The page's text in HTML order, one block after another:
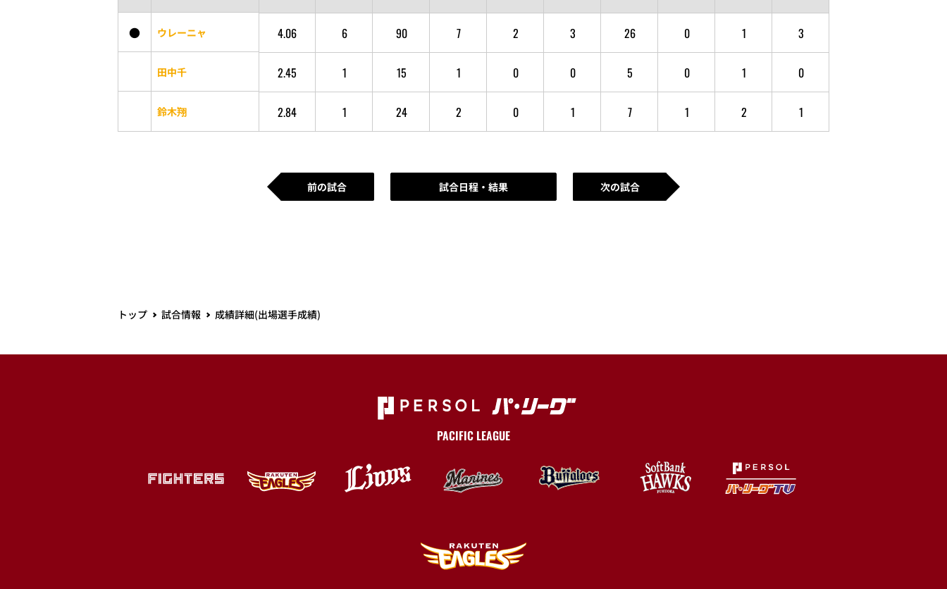
● ウレーニャ 4.06 6 90 7 2 3 26 0 1 3
田中千 2.45 1 15 1 0 0 5 0 1 0
鈴木翔 2.84 1 24 2 0 1 7 1 2 1
前の試合 試合日程・結果 次の試合
トップ 試合情報 成績詳細(出場選手成績)
PACIFIC LEAGUE